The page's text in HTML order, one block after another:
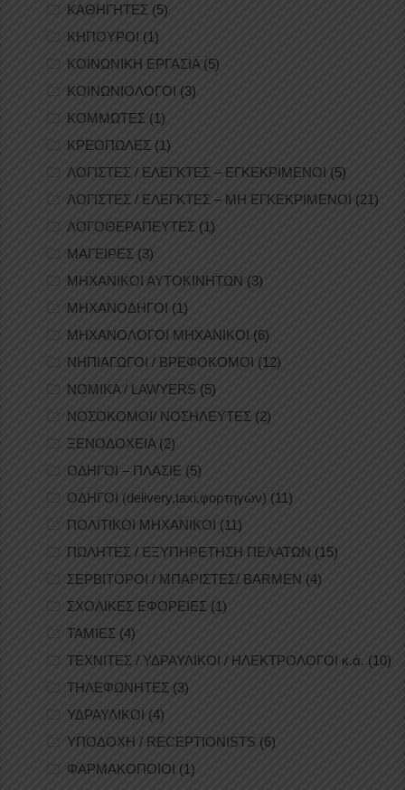
ΚΑΘΗΓΗΤΕΣ (5)
ΚΗΠΟΥΡΟΙ (1)
ΚΟΙΝΩΝΙΚΗ ΕΡΓΑΣΙΑ (5)
ΚΟΙΝΩΝΙΟΛΟΓΟΙ (3)
ΚΟΜΜΩΤΕΣ (1)
ΚΡΕΟΠΩΛΕΣ (1)
ΛΟΓΙΣΤΕΣ / ΕΛΕΓΚΤΕΣ – ΕΓΚΕΚΡΙΜΕΝΟΙ (5)
ΛΟΓΙΣΤΕΣ / ΕΛΕΓΚΤΕΣ – ΜΗ ΕΓΚΕΚΡΙΜΕΝΟΙ (21)
ΛΟΓΟΘΕΡΑΠΕΥΤΕΣ (1)
ΜΑΓΕΙΡΕΣ (3)
ΜΗΧΑΝΙΚΟΙ ΑΥΤΟΚΙΝΗΤΩΝ (3)
ΜΗΧΑΝΟΔΗΓΟΙ (1)
ΜΗΧΑΝΟΛΟΓΟΙ ΜΗΧΑΝΙΚΟΙ (6)
ΝΗΠΙΑΓΩΓΟΙ / ΒΡΕΦΟΚΟΜΟΙ (12)
ΝΟΜΙΚΑ / LAWYERS (5)
ΝΟΣΟΚΟΜΟΙ/ ΝΟΣΗΛΕΥΤΕΣ (2)
ΞΕΝΟΔΟΧΕΙΑ (2)
ΟΔΗΓΟΙ – ΠΛΑΣΙΕ (5)
ΟΔΗΓΟΙ (delivery,taxi,φορτηγών) (11)
ΠΟΛΙΤΙΚΟΙ ΜΗΧΑΝΙΚΟΙ (11)
ΠΩΛΗΤΕΣ / ΕΞΥΠΗΡΕΤΗΣΗ ΠΕΛΑΤΩΝ (15)
ΣΕΡΒΙΤΟΡΟΙ / ΜΠΑΡΙΣΤΕΣ/ BARMEN (4)
ΣΧΟΛΙΚΕΣ ΕΦΟΡΕΙΕΣ (1)
ΤΑΜΙΕΣ (4)
ΤΕΧΝΙΤΕΣ / ΥΔΡΑΥΛΙΚΟΙ / ΗΛΕΚΤΡΟΛΟΓΟΙ κ.ά. (10)
ΤΗΛΕΦΩΝΗΤΕΣ (3)
ΥΔΡΑΥΛΙΚΟΙ (4)
ΥΠΟΔΟΧΗ / RECEPTIONISTS (6)
ΦΑΡΜΑΚΟΠΟΙΟΙ (1)